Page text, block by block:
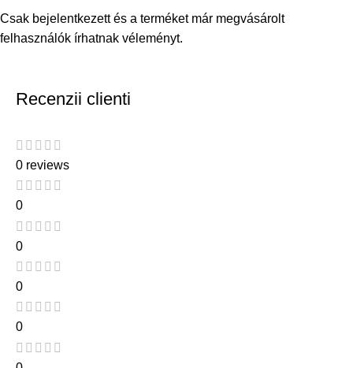
Csak bejelentkezett és a terméket már megvásárolt
felhasználók írhatnak véleményt.
Recenzii clienti
0 reviews
0
0
0
0